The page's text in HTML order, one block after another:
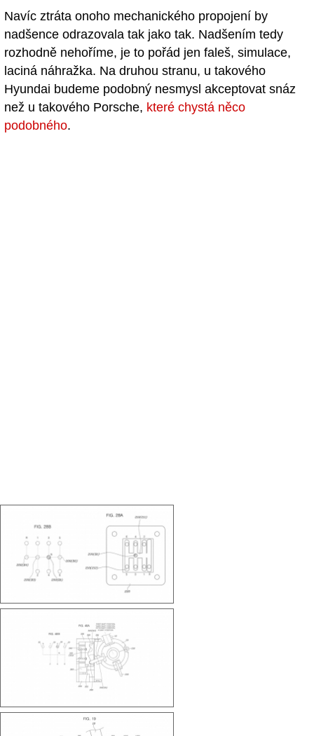
Navíc ztráta onoho mechanického propojení by
nadšence odrazovala tak jako tak. Nadšením tedy
rozhodně nehoříme, je to pořád jen faleš, simulace,
laciná náhražka. Na druhou stranu, u takového
Hyundai budeme podobný nesmysl akceptovat snáz
než u takového Porsche, které chystá něco
podobného.